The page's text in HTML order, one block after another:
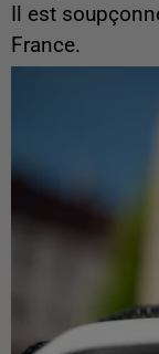
Il est
France.